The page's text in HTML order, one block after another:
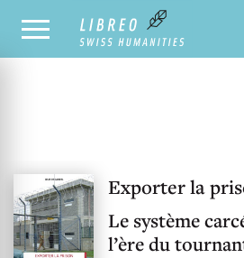
OUR CATALOGUE
Exporter la
Le système
l’ère du